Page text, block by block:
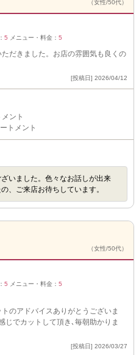
（女性/50代）
5 メニュー・料金： 5
だきました。お店の雰囲気も良くの
[投稿日] 2026/04/12
ント
トメント
いました。色々なお話しが出来
、ご来店お待ちしています。
（女性/50代）
5 メニュー・料金： 5
のアドバイスありがとうございま
じでカットして頂き､毎朝助かりま
[投稿日] 2026/03/27